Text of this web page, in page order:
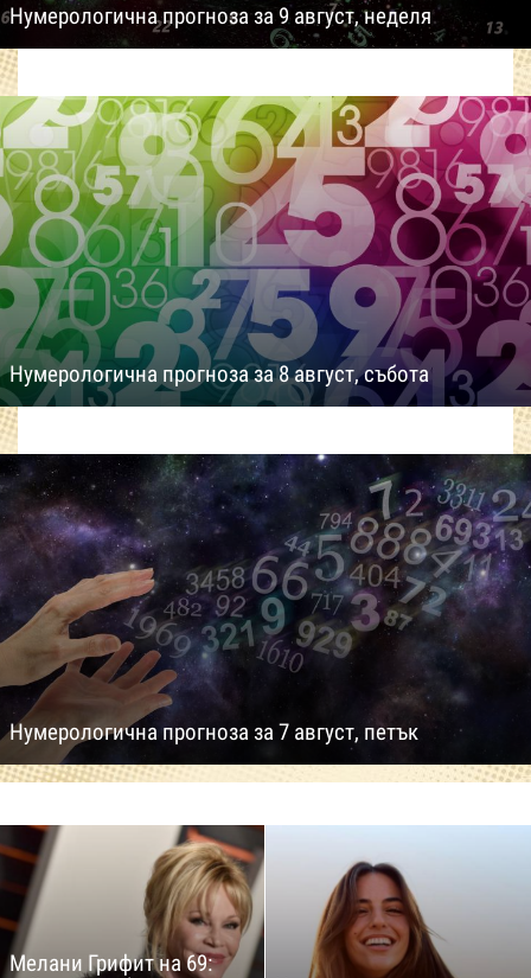
Нумерологична прогноза за 9 август, неделя
Нумерологична прогноза за 8 август, събота
Нумерологична прогноза за 7 август, петък
Мелани Грифит на 69: